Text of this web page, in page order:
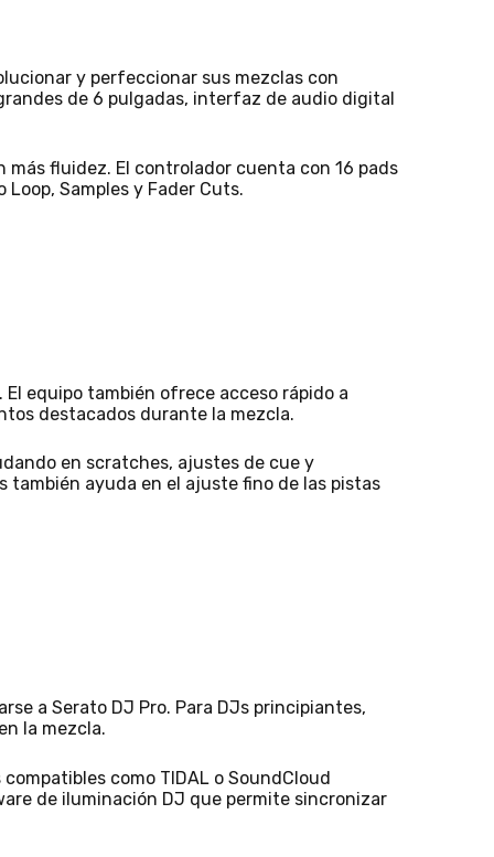
y perfeccionar sus mezclas con
de 6 pulgadas, interfaz de audio digital
más fluidez. El controlador cuenta con 16 pads
Samples y Fader Cuts.
equipo también ofrece acceso rápido a
destacados durante la mezcla.
en scratches, ajustes de cue y
también ayuda en el ajuste fino de las pistas
a Serato DJ Pro. Para DJs principiantes,
la mezcla.
como TIDAL o SoundCloud
de iluminación DJ que permite sincronizar